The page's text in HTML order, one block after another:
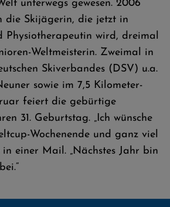
unterwegs gewesen. 2006
die Skijägerin, die jetzt in
Physiotherapeutin wird, dreimal
Weltmeisterin. Zweimal in
Skiverbandes (DSV) u.a.
sowie im 7,5 Kilometer-
feiert die gebürtige
31. Geburtstag. „Ich wünsche
Wochenende und ganz viel
in einer Mail. „Nächstes Jahr bin